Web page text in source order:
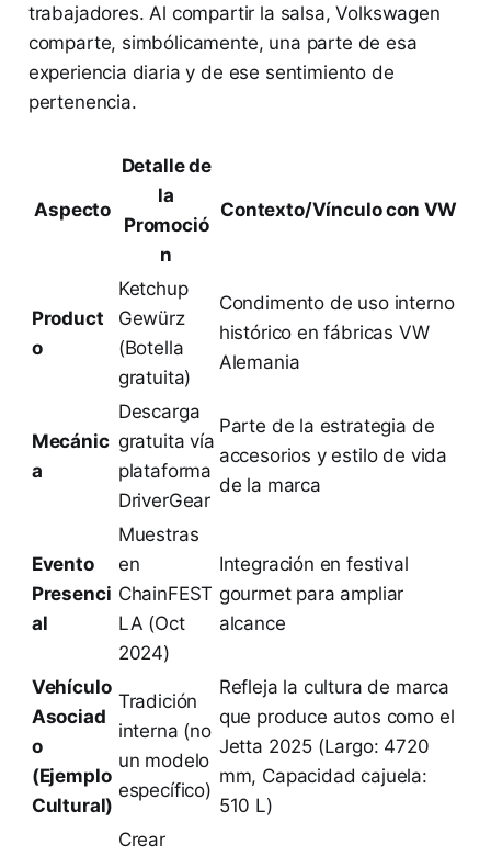
trabajadores. Al compartir la salsa, Volkswagen
comparte, simbólicamente, una parte de esa
experiencia diaria y de ese sentimiento de
pertenencia.
Aspecto
Detalle de
la
Promoció
n
Contexto/Vínculo con VW
Product
o
Ketchup
Gewürz
(Botella
gratuita)
Condimento de uso interno
histórico en fábricas VW
Alemania
Mecánic
a
Descarga
gratuita vía
plataforma
DriverGear
Parte de la estrategia de
accesorios y estilo de vida
de la marca
Evento
Presenci
al
Muestras
en
ChainFEST
LA (Oct
2024)
Integración en festival
gourmet para ampliar
alcance
Vehículo
Asociad
o
(Ejemplo
Cultural)
Tradición
interna (no
un modelo
específico)
Refleja la cultura de marca
que produce autos como el
Jetta 2025 (Largo: 4720
mm, Capacidad cajuela:
510 L)
Crear